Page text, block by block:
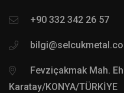
+90 332 342 26 57
Fevziçakmak Mah.
Karatay/KONYA/TÜRKİYE